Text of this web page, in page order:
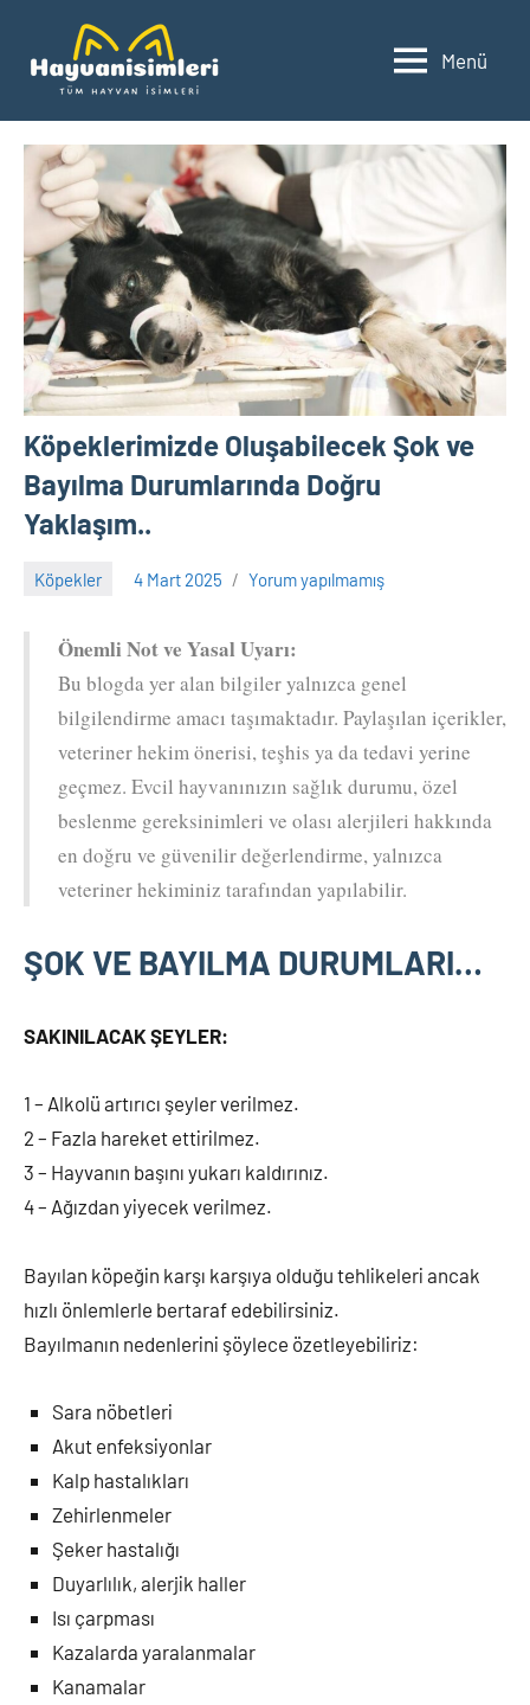
Hayvanisimleri.net
türlerini
isimlerini
keşfedin.
Menü
Köpeklerimizde Oluşabilecek Şok ve
Bayılma Durumlarında Doğru
Yaklaşım..
Köpekler 4 Mart 2025
Adem
Yorum yapılmamış
Önemli Not ve Yasal Uyarı:
Bu blogda yer alan bilgiler yalnızca genel
bilgilendirme amacı taşımaktadır. Paylaşılan içerikler,
veteriner hekim önerisi, teşhis ya da tedavi yerine
geçmez. Evcil hayvanınızın sağlık durumu, özel
beslenme gereksinimleri ve olası alerjileri hakkında
en doğru ve güvenilir değerlendirme, yalnızca
veteriner hekiminiz tarafından yapılabilir.
ŞOK VE BAYILMA DURUMLARI…
SAKINILACAK ŞEYLER:
1 – Alkolü artırıcı şeyler verilmez.
2 – Fazla hareket ettirilmez.
3 – Hayvanın başını yukarı kaldırınız.
4 – Ağızdan yiyecek verilmez.
Bayılan köpeğin karşı karşıya olduğu tehlikeleri ancak
hızlı önlemlerle bertaraf edebilirsiniz.
Bayılmanın nedenlerini şöylece özetleyebiliriz:
Sara nöbetleri
Akut enfeksiyonlar
Kalp hastalıkları
Zehirlenmeler
Şeker hastalığı
Duyarlılık, alerjik haller
Isı çarpması
Kazalarda yaralanmalar
Kanamalar